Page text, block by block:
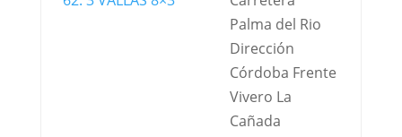
Palma del Rio
Dirección
Córdoba Frente
Vivero La
Cañada